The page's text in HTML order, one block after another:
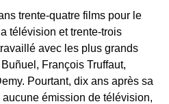
trente-quatre films pour le
télévision et trente-trois
avec les plus grands
François Truffaut,
Pourtant, dix ans après sa
aucune émission de télévision,